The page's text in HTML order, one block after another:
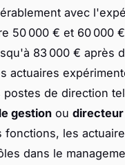
avec
50 000 € et 60 000
83 000 € après
actuaires
postes de direction
gestion ou
fonctions, les
dans le